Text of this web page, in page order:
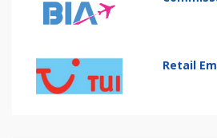
Retail